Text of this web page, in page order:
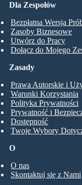
Dla Zespołów
Bezpłatna Wersja
Zasoby Biznesowe
Utwórz do Pracy
Dołącz do Mojego
O
O nas
Skontaktuj się z Nami
Zasady
Prawa Autorskie i
Warunki Korzystania
Polityka Prywatności
Prywatność i
Dostępność
Twoje Wybory